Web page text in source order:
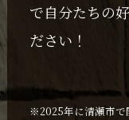
で自分たちの
ださい！
※2025年に清瀬市で